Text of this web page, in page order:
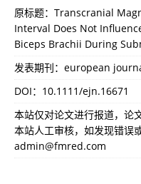
原标题：Transcranial
Interval Does Not
Biceps Brachii During
发表期刊：european
DOI： 10.1111/ejn.16671
本站仅对论文进行报道，论
本站人工审核，如发现错误
admin@fmred.com